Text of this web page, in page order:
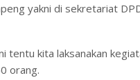
yakni di sekretariat
tentu kita laksanakan
orang.